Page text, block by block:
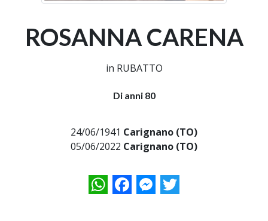
ROSANNA CARENA
in RUBATTO
Di anni 80
24/06/1941 Carignano (TO)
05/06/2022 Carignano (TO)
WhatsAppFacebookMessenger
Twitter